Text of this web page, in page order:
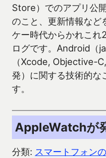
Store）でのアプリ公
のこと、更新情報など
ケー時代からかれこ
ログです。Android（
（Xcode, Objective-
発）に関する技術的な
す。
AppleWatchが
分類: スマートフォン